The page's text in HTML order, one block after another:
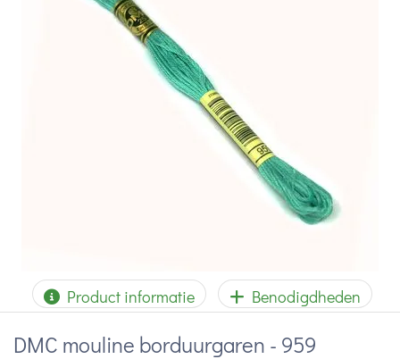
Product informatie Benodigdheden
DMC mouline borduurgaren - 959